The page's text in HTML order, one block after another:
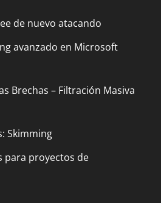
de nuevo atacando
avanzado en Microsoft
Brechas – Filtración Masiva
Skimming
para proyectos de